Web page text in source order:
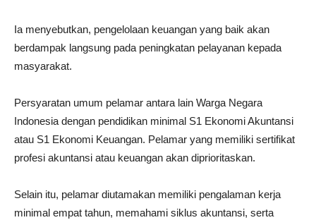
Ia menyebutkan, pengelolaan keuangan yang baik akan
berdampak langsung pada peningkatan pelayanan kepada
masyarakat.
Persyaratan umum pelamar antara lain Warga Negara
Indonesia dengan pendidikan minimal S1 Ekonomi Akuntansi
atau S1 Ekonomi Keuangan. Pelamar yang memiliki sertifikat
profesi akuntansi atau keuangan akan diprioritaskan.
Selain itu, pelamar diutamakan memiliki pengalaman kerja
minimal empat tahun, memahami siklus akuntansi, serta